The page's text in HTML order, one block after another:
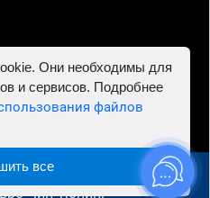
ИНН 781302555843,
в Ростове-на-Дону -
Чип Тюнинг"
Они необходимы для
и сервисов. Подробнее
файлов
все